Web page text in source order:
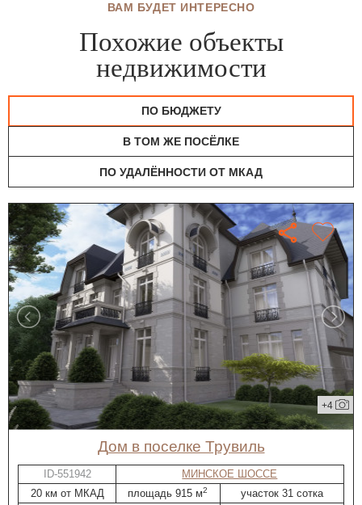
ВАМ БУДЕТ ИНТЕРЕСНО
Похожие объекты
недвижимости
ПО БЮДЖЕТУ
В ТОМ ЖЕ ПОСЁЛКЕ
ПО УДАЛЁННОСТИ ОТ МКАД
+4
дом в поселке Трувиль
ID-551942
МИНСКОЕ ШОССЕ
20 км от МКАД
площадь 915 м2
участок 31 сотка